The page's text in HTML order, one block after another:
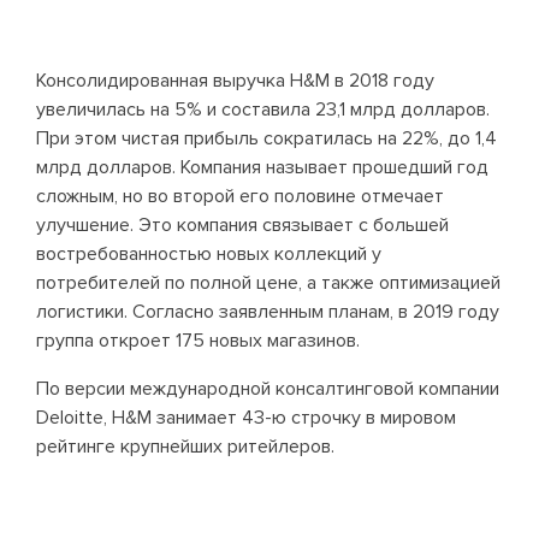
Консолидированная выручка H&M в 2018 году
увеличилась на 5% и составила 23,1 млрд долларов.
При этом чистая прибыль сократилась на 22%, до 1,4
млрд долларов. Компания называет прошедший год
сложным, но во второй его половине отмечает
улучшение. Это компания связывает с большей
востребованностью новых коллекций у
потребителей по полной цене, а также оптимизацией
логистики. Согласно заявленным планам, в 2019 году
группа откроет 175 новых магазинов.
По версии международной консалтинговой компании
Deloitte, H&M занимает 43-ю строчку в мировом
рейтинге крупнейших ритейлеров.